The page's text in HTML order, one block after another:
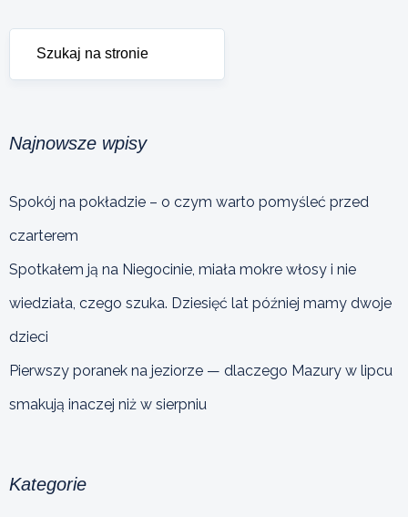
Najnowsze wpisy
Spokój na pokładzie – o czym warto pomyśleć przed
czarterem
Spotkałem ją na Niegocinie, miała mokre włosy i nie
wiedziała, czego szuka. Dziesięć lat później mamy dwoje
dzieci
Pierwszy poranek na jeziorze — dlaczego Mazury w lipcu
smakują inaczej niż w sierpniu
Kategorie